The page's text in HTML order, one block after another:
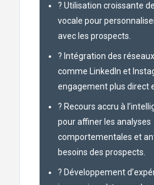
? Utilisation croissante
vocale pour
avec les prospects.
? Intégration des
comme LinkedIn et
engagement plus direct
? Recours accru à
pour affiner les analyses
comportementales et
besoins des prospects.
? Développement